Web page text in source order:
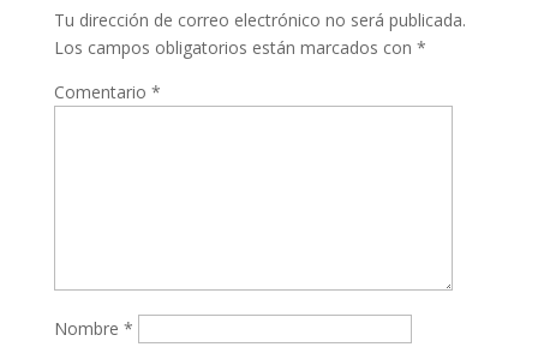
Tu dirección de correo electrónico no será publicada.
Los campos obligatorios están marcados con *
Comentario *
Nombre *